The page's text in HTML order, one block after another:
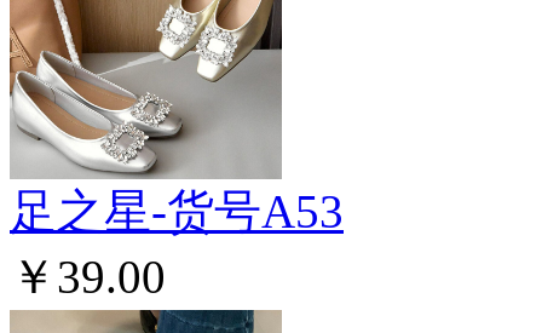
足之星-货号A53
￥39.00